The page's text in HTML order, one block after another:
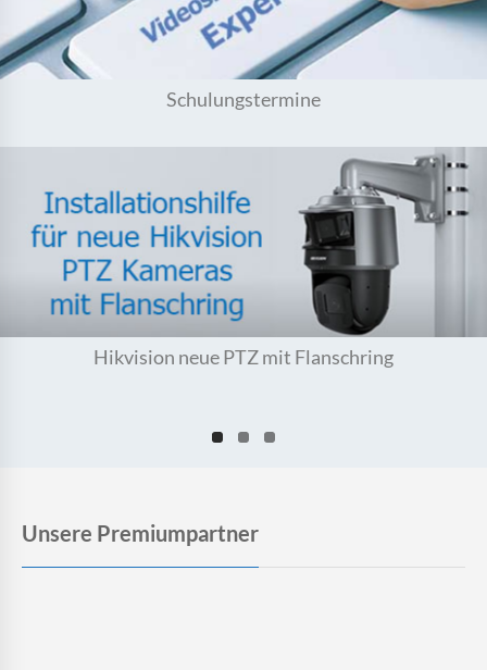
Schulungstermine
Hikvision PTZ Kameras mit neuer Flanschhalterung
Hikvision neue PTZ mit Flanschring
Unsere Premiumpartner